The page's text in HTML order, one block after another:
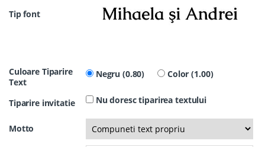
Tip font
Culoare Tiparire
Text
Negru (0.80) Color (1.00)
Tiparire invitatie Nu doresc tiparirea textului
Motto